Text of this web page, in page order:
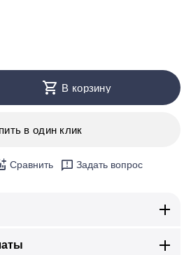
В корзину
в один клик
Сравнить Задать вопрос